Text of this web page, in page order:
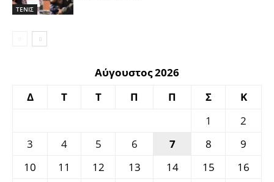
ΤΕΝΙΣ
Αύγουστος 2026
Δ
Τ Τ Π Π Σ
Κ
1
2
3
4 5 6 7 8
9
10
11 12 13 14 15
16